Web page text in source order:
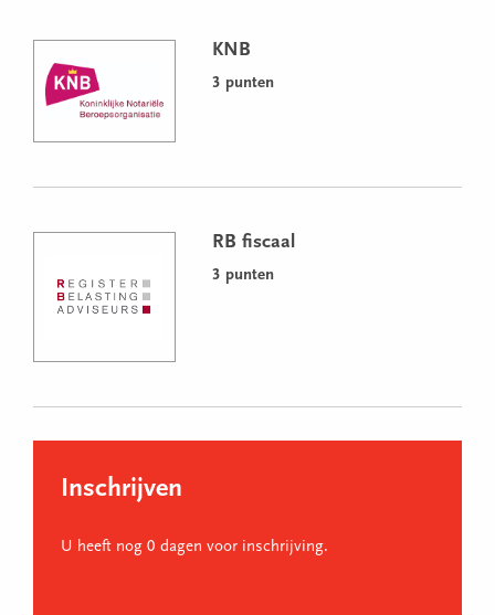
KNB
3 punten
RB fiscaal
3 punten
Inschrijven
U heeft nog 0 dagen voor inschrijving.